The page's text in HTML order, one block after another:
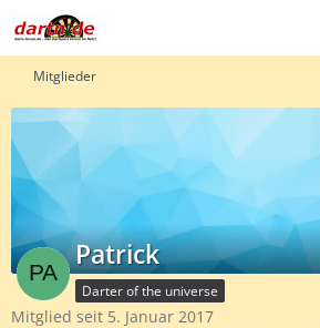
Mitglieder
Patrick
Darter of the universe
Mitglied seit 5. Januar 2017